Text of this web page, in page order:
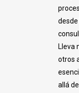
Lleva
otros
allá